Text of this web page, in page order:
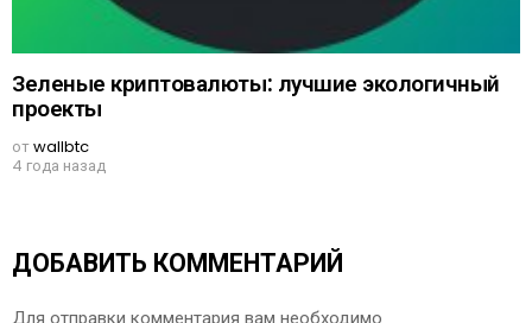
Зеленые криптовалюты: лучшие экологичный
проекты
отwallbtc
4 года назад
ДОБАВИТЬ КОММЕНТАРИЙ
Для отправки комментария вам необходимо